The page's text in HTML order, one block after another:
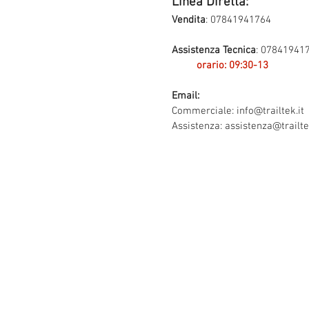
Vendita: 07841941764
Assistenza Tecnica:
orario: 09:30-13
Email:
Commerciale: info@trailtek.it
Assistenza: